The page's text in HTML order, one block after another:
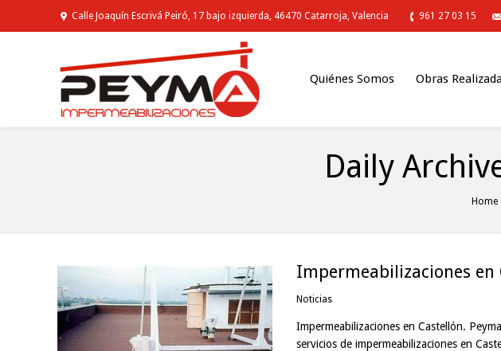
Calle Joaquín Escrivá Peiró, 17 bajo izquierda, 46470 Catarroja, Valencia 961 27 03 15
Quiénes Somos Obras
Daily
Home
Impermeabilizaciones en
Noticias
Impermeabilizaciones en Castellón.
servicios de impermeabilizaciones en